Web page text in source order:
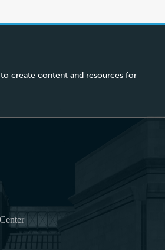
create content and resources for